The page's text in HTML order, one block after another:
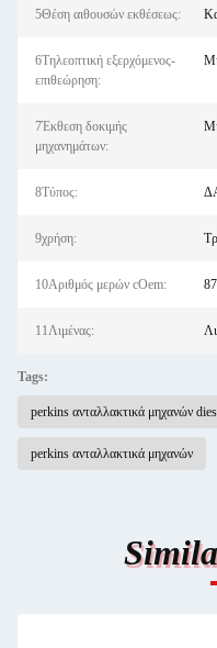
5Θέση αιθουσών εκθέσεως:
6Τηλεοπτική εξερχόμενος-
επιθεώρηση:
7Έκθεση δοκιμής
μηχανημάτων:
8Τύπος:
9χρήση:
10Αριθμός μερών cOem:
11Λιμένας:
Tags:
perkins ανταλλακτικά μηχανών
perkins ανταλλακτικά μηχανών